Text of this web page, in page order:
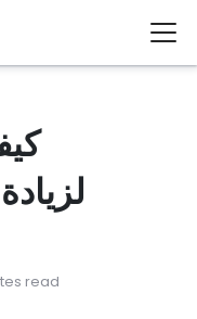
read